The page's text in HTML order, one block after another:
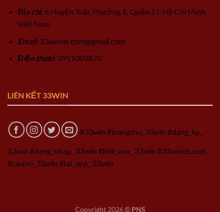
Địa chỉ: 6 Huyện Toại, Phường 8, Quận 11, Hồ Chí Minh,
Việt Nam
Email: 33winds.com@gmail.com
Điện thoại: 0911009870
LIÊN KẾT 33WIN
#33win #trangchu_33win #dang_ky_
33win #dang_nhap_ 33win #link_vao_ 33win #33winds.com
#casino_33win #tai_app_ 33win
Copyright 2026 © PNS